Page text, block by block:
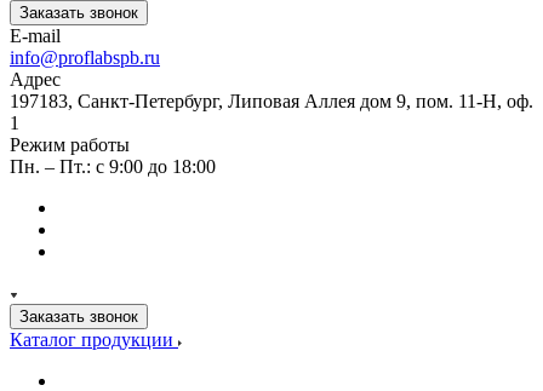
Заказать звонок
E-mail
info@proflabspb.ru
Адрес
197183, Санкт-Петербург, Липовая Аллея дом 9, пом. 11-Н, оф.
1
Режим работы
Пн. – Пт.: с 9:00 до 18:00
Заказать звонок
Каталог продукции